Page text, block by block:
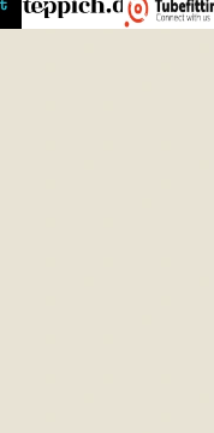
Teppich.de